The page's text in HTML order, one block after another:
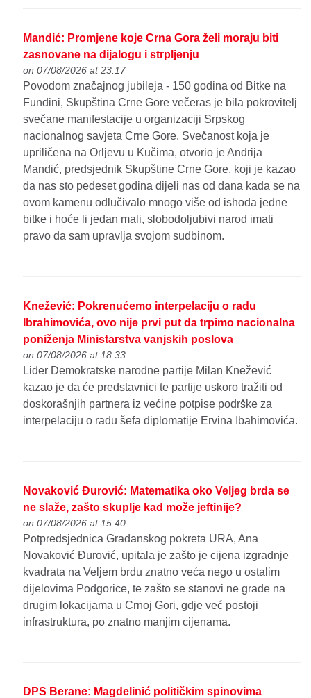
Mandić: Promjene koje Crna Gora želi moraju biti
zasnovane na dijalogu i strpljenju
on 07/08/2026 at 23:17
Povodom značajnog jubileja - 150 godina od Bitke na
Fundini, Skupština Crne Gore večeras je bila pokrovitelj
svečane manifestacije u organizaciji Srpskog
nacionalnog savjeta Crne Gore. Svečanost koja je
upriličena na Orljevu u Kučima, otvorio je Andrija
Mandić, predsjednik Skupštine Crne Gore, koji je kazao
da nas sto pedeset godina dijeli nas od dana kada se na
ovom kamenu odlučivalo mnogo više od ishoda jedne
bitke i hoće li jedan mali, slobodoljubivi narod imati
pravo da sam upravlja svojom sudbinom.
Knežević: Pokrenućemo interpelaciju o radu
Ibrahimovića, ovo nije prvi put da trpimo nacionalna
poniženja Ministarstva vanjskih poslova
on 07/08/2026 at 18:33
Lider Demokratske narodne partije Milan Knežević
kazao je da će predstavnici te partije uskoro tražiti od
doskorašnjih partnera iz većine potpise podrške za
interpelaciju o radu šefa diplomatije Ervina Ibahimovića.
Novaković Đurović: Matematika oko Veljeg brda se
ne slaže, zašto skuplje kad može jeftinije?
on 07/08/2026 at 15:40
Potpredsjednica Građanskog pokreta URA, Ana
Novaković Đurović, upitala je zašto je cijena izgradnje
kvadrata na Veljem brdu znatno veća nego u ostalim
dijelovima Podgorice, te zašto se stanovi ne grade na
drugim lokacijama u Crnoj Gori, gdje već postoji
infrastruktura, po znatno manjim cijenama.
DPS Berane: Magdelinić političkim spinovima